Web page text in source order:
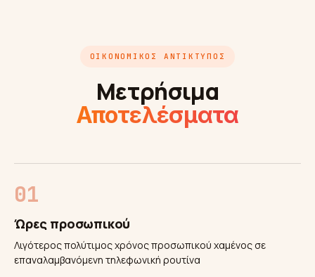
ΟΙΚΟΝΟΜΙΚΌΣ ΑΝΤΊΚΤΥΠΟΣ
Μετρήσιμα
Αποτελέσματα
Ώρες προσωπικού
Λιγότερος πολύτιμος χρόνος προσωπικού χαμένος σε
επαναλαμβανόμενη τηλεφωνική ρουτίνα